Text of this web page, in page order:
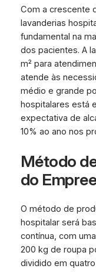
Com a crescente
lavanderias
fundamental na
dos pacientes. A
m² para
atende às
médio e grande
hospitalares está
expectativa de
10% ao ano nos
Método
do
O método de
hospitalar será
contínua, com
200 kg de roupa
dividido em